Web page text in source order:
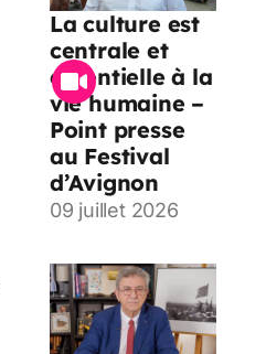
La culture est
centrale et
essentielle à la
vie humaine –
Point presse
au Festival
d’Avignon
09 juillet 2026